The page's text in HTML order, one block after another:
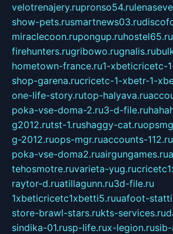
velotrenajery.rupronso54.ru
show-pets.rusmartnews03.ru
miraclecoon.rupongup.ruhostel65.ru
firehunters.rugribowo.rugnalis.ru
hometown-france.ru1-xbeticricetc-
shop-garena.rucricetc-1-xbetr-1-
one-life-story.rutop-halyava.ru
poka-vse-doma-2.ru3-d-file.ru
g2012.rutst-1.rushaggy-cat.ru
g-2012.ruops-mgr.ruaccounts-112.ru
poka-vse-doma2.ruairgungames.ru
tehosmotre.ruvarieta-yug.ru
raytor-d.ruatillagunn.ru3d-file.ru
1xbeticricetc1xbetti5.ruuafoot-
store-brawl-stars.rukts-services.ru
sindika-01.rusp-life.rux-legion.ru